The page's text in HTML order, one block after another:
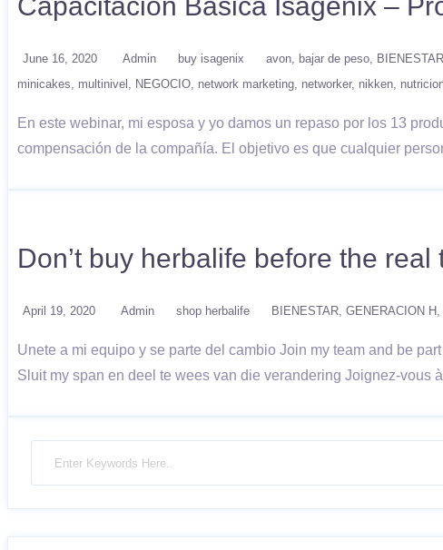
June 16, 2020 Admin buy isagenix avon bajar de peso BIENESTAR
minicakes
multinivel NEGOCIO network marketing networker nikken
En este webinar, mi esposa y yo damos un repaso por los 13
compensación de la compañía. El objetivo es que cualquier
Don’t buy herbalife before the real
April 19, 2020 Admin shop herbalife BIENESTAR GENERACION H
Unete a mi equipo y se parte del cambio Join my team and be
Sluit my span en deel te wees van die verandering Joignez-vous